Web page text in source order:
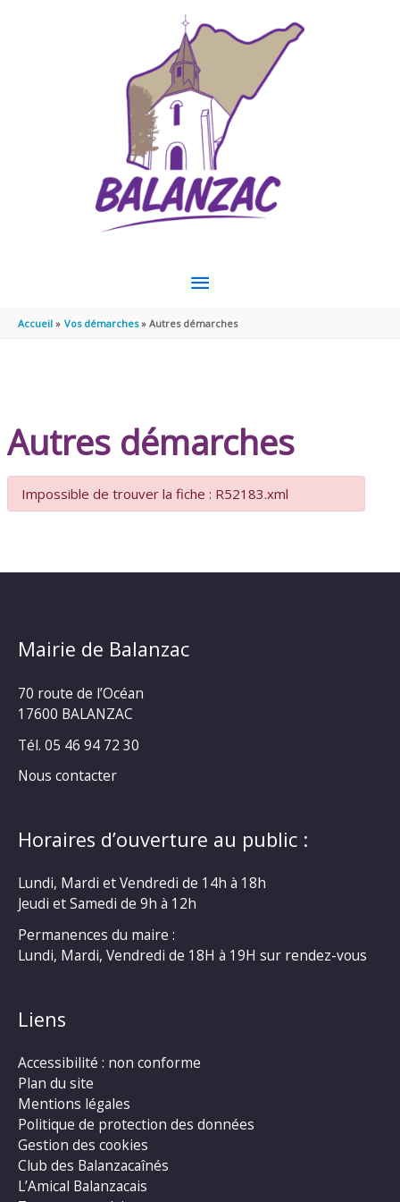
MENU
PRINCIPAL
Accueil Vos démarches Autres démarches
Autres démarches
Impossible de trouver la fiche : R52183.xml
Mairie de Balanzac
70 route de l’Océan
17600 BALANZAC
Tél. 05 46 94 72 30
Nous contacter
Horaires d’ouverture au public :
Lundi, Mardi et Vendredi de 14h à 18h
Jeudi et Samedi de 9h à 12h
Permanences du maire :
Lundi, Mardi, Vendredi de 18H à 19H sur rendez-vous
Liens
Accessibilité : non conforme
Plan du site
Mentions légales
Politique de protection des données
Gestion des cookies
Club des Balanzacaînés
L’Amical Balanzacais